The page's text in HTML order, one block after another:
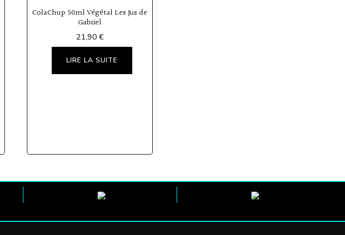
ColaChup 50ml Végétal Les Jus de
Gabriel
21,90 €
LIRE LA SUITE